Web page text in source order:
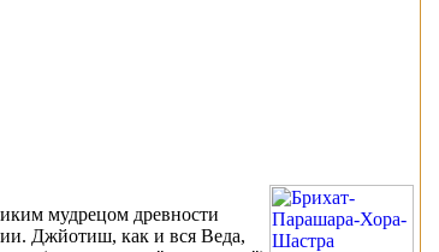
мудрецом древности
Джйотиш, как и вся Веда,